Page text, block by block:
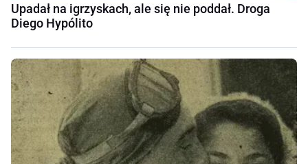
Upadał na igrzyskach, ale się nie poddał. Droga
Diego Hypólito